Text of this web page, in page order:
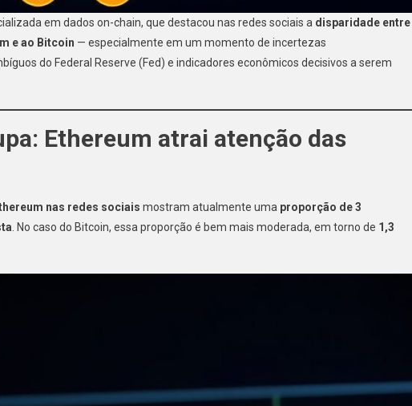
em dados on-chain, que destacou nas redes sociais a disparidade entre
e ao Bitcoin — especialmente em um momento de incertezas
do Federal Reserve (Fed) e indicadores econômicos decisivos a serem
Ethereum atrai atenção das
nas redes sociais mostram atualmente uma proporção de 3
. No caso do Bitcoin, essa proporção é bem mais moderada, em torno de 1,3